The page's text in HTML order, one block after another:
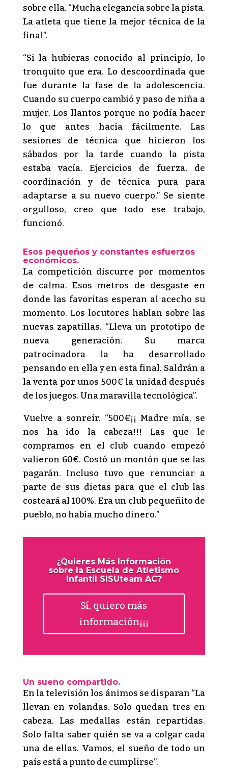
sobre ella. “Mucha elegancia sobre la pista.
La atleta que tiene la mejor técnica de la
final”.
“Si la hubieras conocido al principio, lo
tronquito que era. Lo descoordinada que
fue durante la fase de la adolescencia.
Cuando su cuerpo cambió y paso de niña a
mujer. Los llantos porque no podía hacer
lo que antes hacía fácilmente. Las
sesiones de técnica que hicieron los
sábados por la tarde cuando la pista
estaba vacía. Ejercicios de fuerza, de
coordinación y de técnica pura para
adaptarse a su nuevo cuerpo.” Se siente
orgulloso, creo que todo ese trabajo,
funcionó.
Esos pequeños y constantes esfuerzos
económicos.
La competición discurre por momentos
de calma. Esos metros de desgaste en
donde las favoritas esperan al acecho su
momento. Los locutores hablan sobre las
nuevas zapatillas. “Lleva un prototipo de
nueva generación. Su marca
patrocinadora la ha desarrollado
pensando en ella y en esta final. Saldrán a
la venta por unos 500€ la unidad después
de los juegos. Una maravilla tecnológica”.
Vuelve a sonreír. “500€¡¡ Madre mía, se
nos ha ido la cabeza!!! Las que le
compramos en el club cuando empezó
valieron 60€. Costó un montón que se las
pagarán. Incluso tuvo que renunciar a
parte de sus dietas para que el club las
costeará al 100%. Era un club pequeñito de
pueblo, no había mucho dinero.”
¿Quieres Más Información
sobre la Escuela de Atletismo
Infantil SISUteam AC?
Sí, quiero más
información¡¡¡
Un sueño compartido.
En la televisión los ánimos se disparan “La
llevan en volandas. Solo quedan tres en
cabeza. Las medallas están repartidas.
Solo falta saber quién se va a colgar cada
una de ellas. Vamos, el sueño de todo un
país está a punto de cumplirse”.